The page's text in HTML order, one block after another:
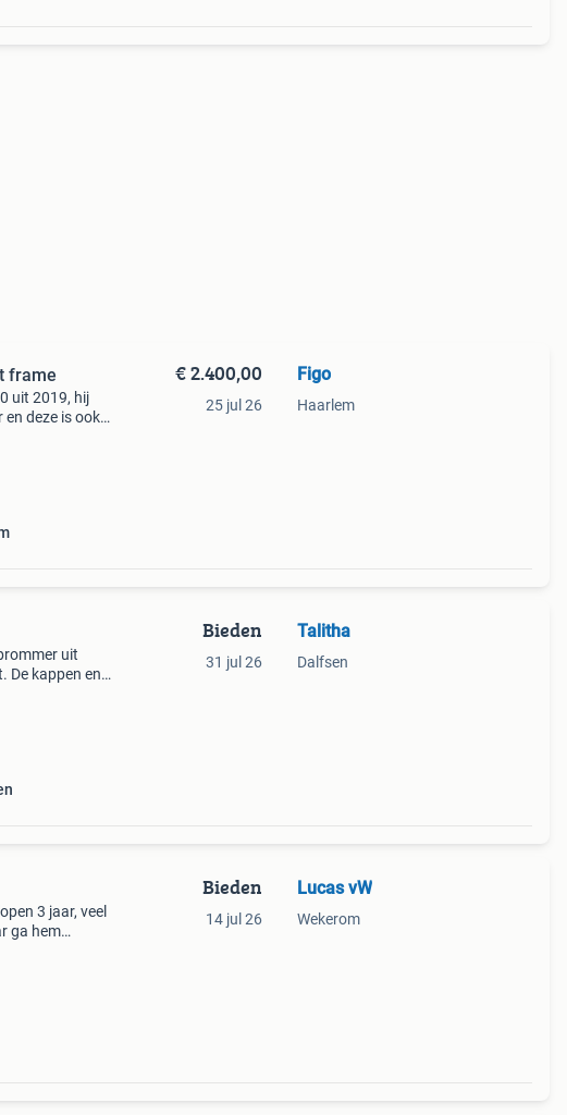
frame
uit 2019, hij
en deze is ook
€ 2.400,00
25 jul 26
Figo
Haarlem
uit
De kappen en
Bieden
31 jul 26
Talitha
Dalfsen
3 jaar, veel
ga hem
Bieden
14 jul 26
Lucas vW
Wekerom